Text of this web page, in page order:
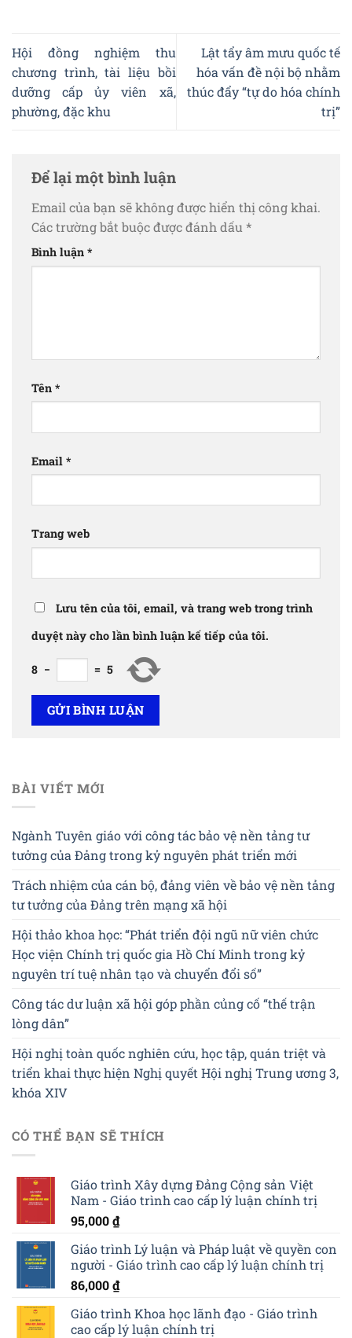
Hội đồng nghiệm thu
chương trình, tài liệu bồi
dưỡng cấp ủy viên xã,
phường, đặc khu
Lật tẩy âm mưu quốc tế
hóa vấn đề nội bộ nhằm
thúc đẩy “tự do hóa chính
trị”
Để lại một bình luận
Email của bạn sẽ không được hiển thị công khai.
Các trường bắt buộc được đánh dấu *
Bình luận *
Tên *
Email *
Trang web
Lưu tên của tôi, email, và trang web trong trình
duyệt này cho lần bình luận kế tiếp của tôi.
8 − = 5
BÀI VIẾT MỚI
Ngành Tuyên giáo với công tác bảo vệ nền tảng tư
tưởng của Đảng trong kỷ nguyên phát triển mới
Trách nhiệm của cán bộ, đảng viên về bảo vệ nền tảng
tư tưởng của Đảng trên mạng xã hội
Hội thảo khoa học: “Phát triển đội ngũ nữ viên chức
Học viện Chính trị quốc gia Hồ Chí Minh trong kỷ
nguyên trí tuệ nhân tạo và chuyển đổi số”
Công tác dư luận xã hội góp phần củng cố “thế trận
lòng dân”
Hội nghị toàn quốc nghiên cứu, học tập, quán triệt và
triển khai thực hiện Nghị quyết Hội nghị Trung ương 3,
khóa XIV
CÓ THỂ BẠN SẼ THÍCH
Giáo trình Xây dựng Đảng Cộng sản Việt
Nam - Giáo trình cao cấp lý luận chính trị
95,000₫
Giáo trình Lý luận và Pháp luật về quyền con
người - Giáo trình cao cấp lý luận chính trị
86,000₫
Giáo trình Khoa học lãnh đạo - Giáo trình
cao cấp lý luận chính trị